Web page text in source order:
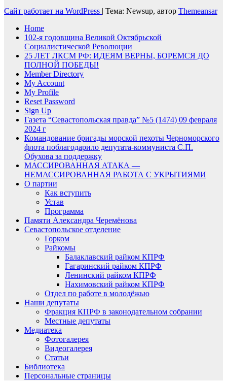
Сайт работает на WordPress | Тема: Newsup, автор Themeansar
Home
102-я годовщина Великой Октябрьской
Социалистической Революции
25 ЛЕТ ЛКСМ РФ: ИДЕЯМ ВЕРНЫ, БОРЕМСЯ ДО
ПОЛНОЙ ПОБЕДЫ!
Member Directory
My Account
My Profile
Reset Password
Sign Up
Газета “Севастопольская правда” №5 (1474) 09 февраля
2024 г
Командование бригады морской пехоты Черноморского
флота поблагодарило депутата-коммуниста С.П.
Обухова за поддержку
МАССИРОВАННАЯ АТАКА —
НЕМАССИРОВАННАЯ РАБОТА С УКРЫТИЯМИ
О партии
Как вступить
Устав
Программа
Памяти Александра Черемёнова
Севастопольское отделение
Горком
Райкомы
Балаклавский райком КПРФ
Гагаринский райком КПРФ
Ленинский райком КПРФ
Нахимовский райком КПРФ
Отдел по работе в молодёжью
Наши депутаты
Фракция КПРФ в законодательном собрании
Местные депутаты
Медиатека
Фотогалерея
Видеогалерея
Статьи
Библиотека
Персональные страницы